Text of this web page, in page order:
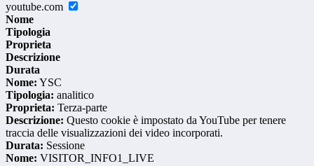
youtube.com
Nome
Tipologia
Proprieta
Descrizione
Durata
Nome: YSC
Tipologia: analitico
Proprieta: Terza-parte
Descrizione: Questo cookie è impostato da YouTube per tenere
traccia delle visualizzazioni dei video incorporati.
Durata: Sessione
Nome: VISITOR_INFO1_LIVE